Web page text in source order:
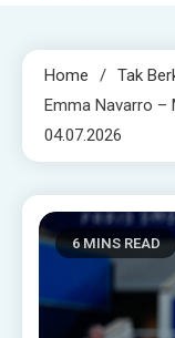
Home
Tak
Emma Navarro –
04.07.2026
6 MINS READ